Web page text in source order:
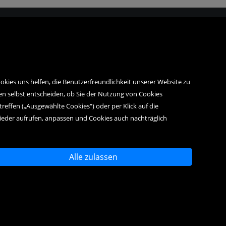
uns helfen, die Benutzerfreundlichkeit unserer Website zu
selbst entscheiden, ob Sie der Nutzung von Cookies
(„Ausgewählte Cookies“) oder per Klick auf die
aufrufen, anpassen und Cookies auch nachträglich
Alle zulassen